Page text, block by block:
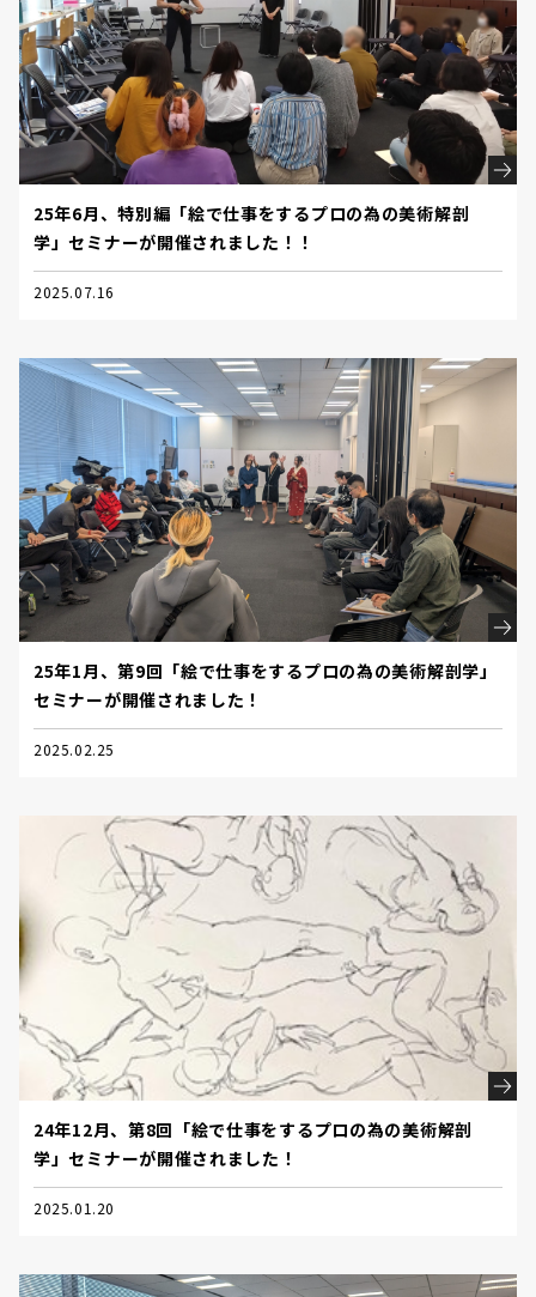
25年6月、特別編「絵で仕事をするプロの為の美術解剖
学」セミナーが開催されました！！
2025.07.16
25年1月、第9回「絵で仕事をするプロの為の美術解剖学」
セミナーが開催されました！
2025.02.25
24年12月、第8回「絵で仕事をするプロの為の美術解剖
学」セミナーが開催されました！
2025.01.20